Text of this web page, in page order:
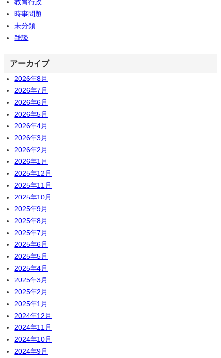
教育行政
時事問題
未分類
雑談
アーカイブ
2026年8月
2026年7月
2026年6月
2026年5月
2026年4月
2026年3月
2026年2月
2026年1月
2025年12月
2025年11月
2025年10月
2025年9月
2025年8月
2025年7月
2025年6月
2025年5月
2025年4月
2025年3月
2025年2月
2025年1月
2024年12月
2024年11月
2024年10月
2024年9月